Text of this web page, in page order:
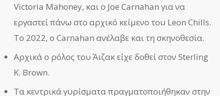
Victoria Mahoney, και ο Joe Carnahan για να
εργαστεί πάνω στο αρχικό κείμενο του Leon Chills.
Το 2022, ο Carnahan ανέλαβε και τη σκηνοθεσία.
Αρχικά ο ρόλος του Άιζακ είχε δοθεί στον Sterling
K. Brown.
Τα κεντρικά γυρίσματα πραγματοποιήθηκαν στην